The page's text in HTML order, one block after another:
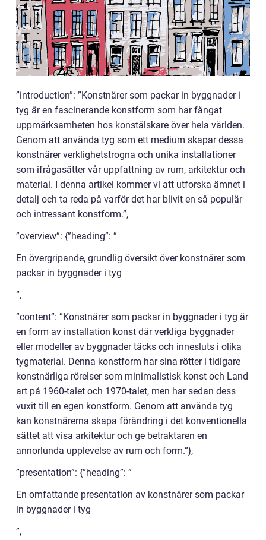
”introduction”: ”Konstnärer som packar in byggnader i
tyg är en fascinerande konstform som har fångat
uppmärksamheten hos konstälskare över hela världen.
Genom att använda tyg som ett medium skapar dessa
konstnärer verklighetstrogna och unika installationer
som ifrågasätter vår uppfattning av rum, arkitektur och
material. I denna artikel kommer vi att utforska ämnet i
detalj och ta reda på varför det har blivit en så populär
och intressant konstform.”,
”overview”: {”heading”: ”
En övergripande, grundlig översikt över konstnärer som
packar in byggnader i tyg
”,
”content”: ”Konstnärer som packar in byggnader i tyg är
en form av installation konst där verkliga byggnader
eller modeller av byggnader täcks och innesluts i olika
tygmaterial. Denna konstform har sina rötter i tidigare
konstnärliga rörelser som minimalistisk konst och Land
art på 1960-talet och 1970-talet, men har sedan dess
vuxit till en egen konstform. Genom att använda tyg
kan konstnärerna skapa förändring i det konventionella
sättet att visa arkitektur och ge betraktaren en
annorlunda upplevelse av rum och form.”},
”presentation”: {”heading”: ”
En omfattande presentation av konstnärer som packar
in byggnader i tyg
”,